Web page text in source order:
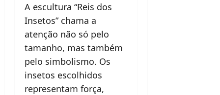
A escultura “Reis dos
Insetos” chama a
atenção não só pelo
tamanho, mas também
pelo simbolismo. Os
insetos escolhidos
representam força,